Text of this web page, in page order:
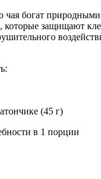
чая богат природными
которые защищают
(45 г)
в 1 порции